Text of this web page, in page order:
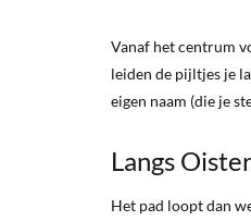
Vanaf het centrum
leiden de pijltjes je
eigen naam (die je
Langs
Het pad loopt dan